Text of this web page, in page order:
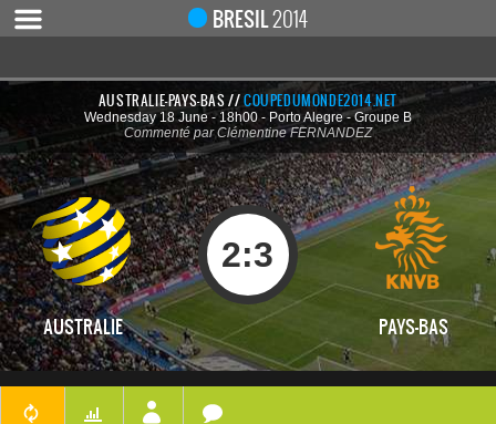
BRESIL2014
ACCUEIL
ACTUALITÉ
COUPE DU MONDE 2019
MONDIAL 2014
CALENDRIER / RÉSULTATS
QUARTS DE FINALE
DEMI-FINALES
CLASSEMENTS
LES BUTEURS
AUSTRALIE-PAYS-BAS //COUPEDUMONDE2014.NET
Wednesday 18 June - 18h00 - Porto Alegre - Groupe B
Commenté par Clémentine FERNANDEZ
AUSTRALIE
2:3
PAYS-BAS